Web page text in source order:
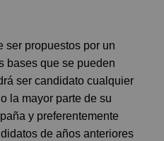
ser propuestos por un
bases que se pueden
ser candidato cualquier
la mayor parte de su
y preferentemente
de años anteriores